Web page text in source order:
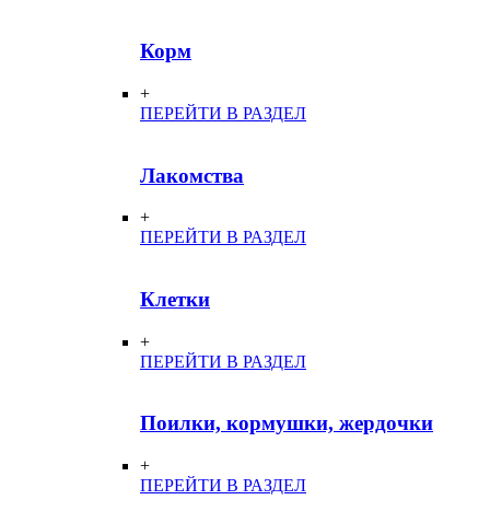
Корм
+
ПЕРЕЙТИ В РАЗДЕЛ
Лакомства
+
ПЕРЕЙТИ В РАЗДЕЛ
Клетки
+
ПЕРЕЙТИ В РАЗДЕЛ
Поилки, кормушки, жердочки
+
ПЕРЕЙТИ В РАЗДЕЛ